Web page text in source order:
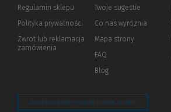
Regulamin sklepu
Polityka prywatności (Nowe
(Link
innej
Zwrot lub reklamacja
zamówienia
innej
strony)
Twoje sugestie
Co nas wyróżnia
Mapa strony
FAQ
Blog
Zarządzaj preferencjami plików cookie